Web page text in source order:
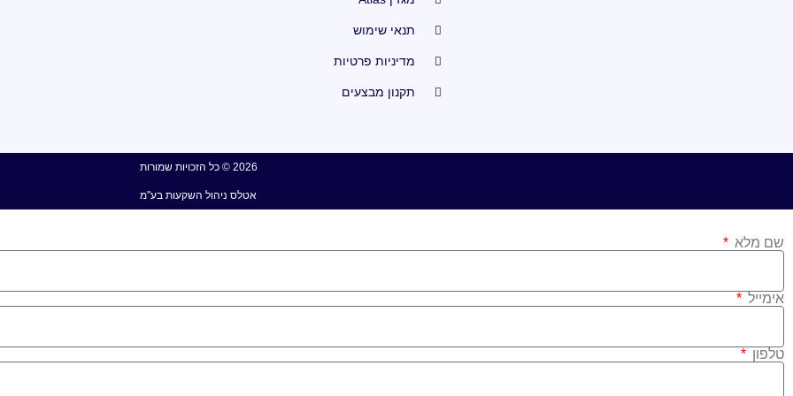
תנאי שימוש
מדיניות פרטיות
תקנון מבצעים
2026 © כל הזכויות שמורות
אטלס ניהול השקעות בע"מ
שם מלא
אימייל
טלפון